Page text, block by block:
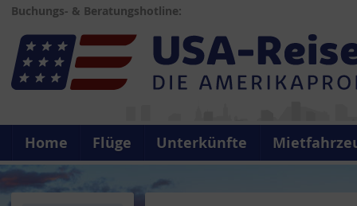
Buchungs- & Beratungshotline:
Home Flüge Unterkünfte